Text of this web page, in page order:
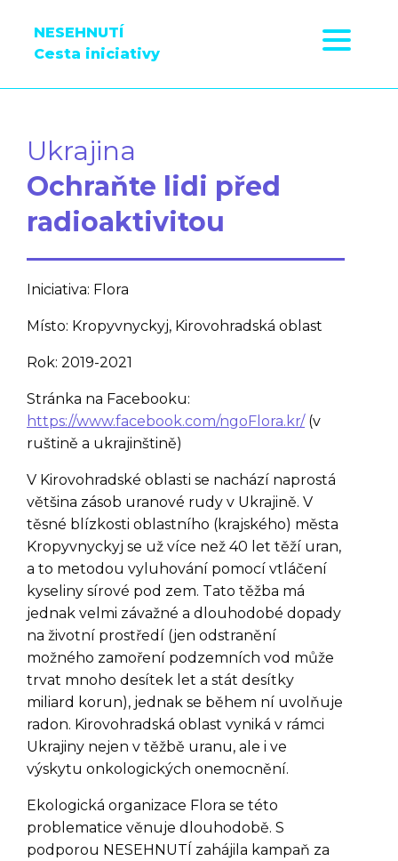
NESEHNUTÍ
Cesta iniciativy
Ukrajina
Ochraňte lidi před
radioaktivitou
Iniciativa: Flora
Místo: Kropyvnyckyj, Kirovohradská oblast
Rok: 2019-2021
Stránka na Facebooku:
https://www.facebook.com/ngoFlora.kr/(v
ruštině a ukrajinštině)
V Kirovohradské oblasti se nachází naprostá
většina zásob uranové rudy v Ukrajině. V
těsné blízkosti oblastního (krajského) města
Kropyvnyckyj se už více než 40 let těží uran,
a to metodou vyluhování pomocí vtláčení
kyseliny sírové pod zem. Tato těžba má
jednak velmi závažné a dlouhodobé dopady
na životní prostředí (jen odstranění
možného zamoření podzemních vod může
trvat mnoho desítek let a stát desítky
miliard korun), jednak se během ní uvolňuje
radon. Kirovohradská oblast vyniká v rámci
Ukrajiny nejen v těžbě uranu, ale i ve
výskytu onkologických onemocnění.
Ekologická organizace Flora se této
problematice věnuje dlouhodobě. S
podporou NESEHNUTÍ zahájila kampaň za